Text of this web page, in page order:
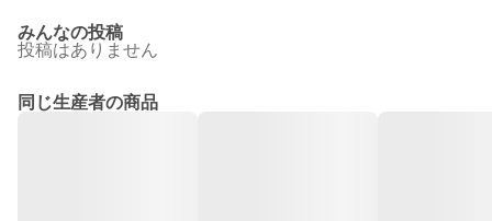
みんなの投稿
投稿はありません
同じ生産者の商品